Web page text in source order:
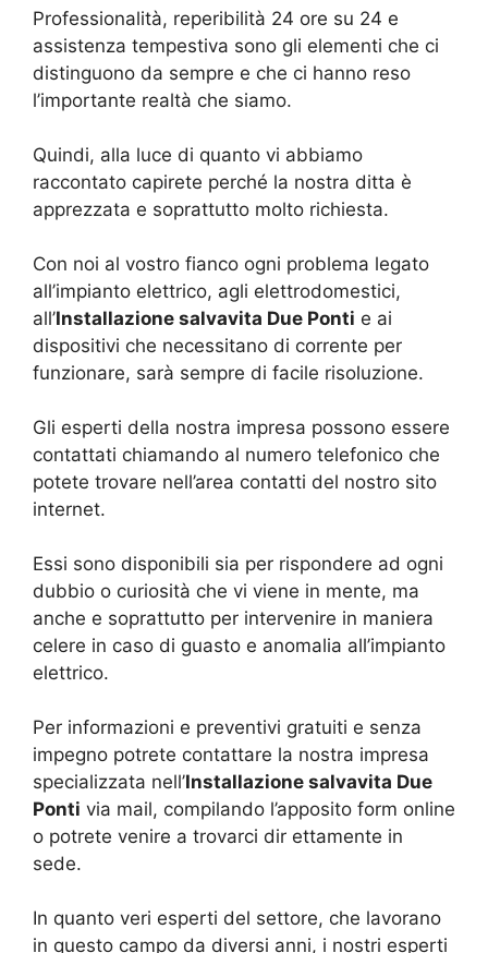
Professionalità, reperibilità 24 ore su 24 e
assistenza tempestiva sono gli elementi che ci
distinguono da sempre e che ci hanno reso
l’importante realtà che siamo.
Quindi, alla luce di quanto vi abbiamo
raccontato capirete perché la nostra ditta è
apprezzata e soprattutto molto richiesta.
Con noi al vostro fianco ogni problema legato
all’impianto elettrico, agli elettrodomestici,
all’Installazione salvavita Due Ponti e ai
dispositivi che necessitano di corrente per
funzionare, sarà sempre di facile risoluzione.
Gli esperti della nostra impresa possono essere
contattati chiamando al numero telefonico che
potete trovare nell’area contatti del nostro sito
internet.
Essi sono disponibili sia per rispondere ad ogni
dubbio o curiosità che vi viene in mente, ma
anche e soprattutto per intervenire in maniera
celere in caso di guasto e anomalia all’impianto
elettrico.
Per informazioni e preventivi gratuiti e senza
impegno potrete contattare la nostra impresa
specializzata nell’Installazione salvavita Due
Ponti via mail, compilando l’apposito form online
o potrete venire a trovarci dir ettamente in
sede.
In quanto veri esperti del settore, che lavorano
in questo campo da diversi anni, i nostri esperti